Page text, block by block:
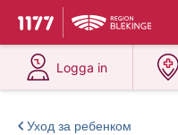
To start page for 1177
Du har valt region
Logga in
at 1177.se
Уход за ребенком